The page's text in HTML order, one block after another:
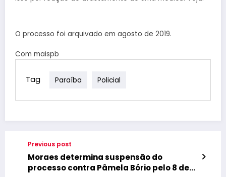
O processo foi arquivado em agosto de 2019.
Com maispb
Tag Paraíba Policial
Previous post
Moraes determina suspensão do
processo contra Pâmela Bório pelo 8 de